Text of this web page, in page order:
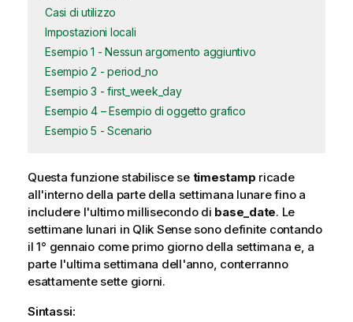
Casi di utilizzo
Impostazioni locali
Esempio 1 - Nessun argomento aggiuntivo
Esempio 2 - period_no
Esempio 3 - first_week_day
Esempio 4 – Esempio di oggetto grafico
Esempio 5 - Scenario
Questa funzione stabilisce se timestamp ricade
all'interno della parte della settimana lunare fino a
includere l'ultimo millisecondo di base_date. Le
settimane lunari in Qlik Sensesono definite contando
il 1° gennaio come primo giorno della settimana e, a
parte l'ultima settimana dell'anno, conterranno
esattamente sette giorni.
Sintassi: